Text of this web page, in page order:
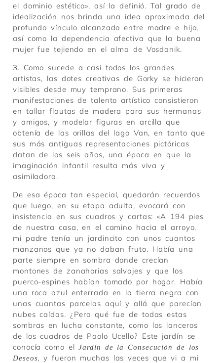
el dominio estético», así la definió. Tal grado de
idealización nos brinda una idea aproximada del
profundo vínculo alcanzado entre madre e hijo,
así como la dependencia afectiva que la buena
mujer fue tejiendo en el alma de Vosdanik.
3. Como sucede a casi todos los grandes
artistas, las dotes creativas de Gorky se hicieron
visibles desde muy temprano. Sus primeras
manifestaciones de talento artístico consistieron
en tallar flautas de madera para sus hermanas
y amigos, y modelar figuras en arcilla que
obtenía de las orillas del lago Van, en tanto que
sus más antiguas representaciones pictóricas
datan de los seis años, una época en que la
imaginación infantil resulta más viva y
asimiladora.
De esa época tan especial, quedarán recuerdos
que luego, en su etapa adulta, evocará con
insistencia en sus cuadros y cartas: «A 194 pies
de nuestra casa, en el camino hacia el arroyo,
mi padre tenía un jardincito con unos cuantos
manzanos que ya no daban fruto. Había una
parte siempre en sombra donde crecían
montones de zanahorias salvajes y que los
puerco-espines habían tomado por hogar. Había
una roca azul enterrada en la tierra negra con
unas cuantas parcelas aquí y allá que parecían
nubes caídas. ¿Pero qué fue de todas estas
sombras en lucha constante, como los lanceros
de los cuadros de Paolo Ucello? Este jardín se
conocía como elJardín de la Consecución de los
Deseos, y fueron muchas las veces que vi a mi